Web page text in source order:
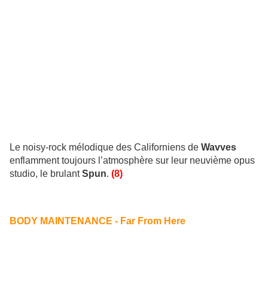
Le noisy-rock mélodique des Californiens de Wavves
enflamment toujours l’atmosphère sur leur neuvième opus
studio, le brulantSpun. (8)
BODY MAINTENANCE - Far From Here